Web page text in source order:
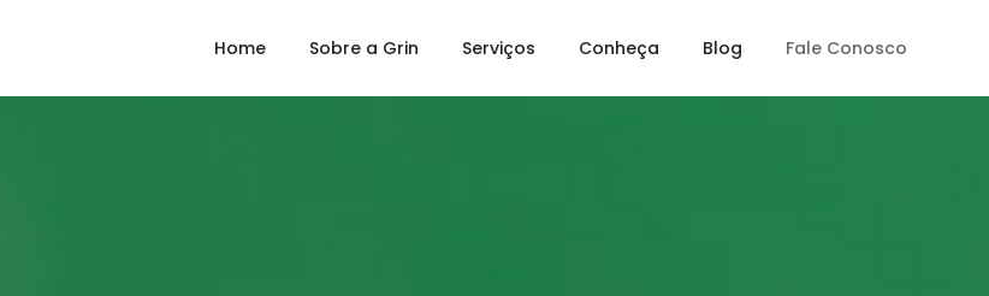
Home Sobre a Grin Serviços Conheça Blog Fale Conosco